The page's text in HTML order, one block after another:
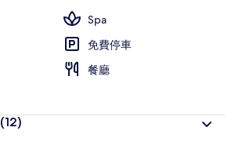
Spa
免費停車
餐廳
(12)